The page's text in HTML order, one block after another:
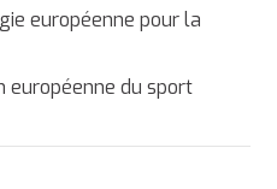
européenne pour la
européenne du sport